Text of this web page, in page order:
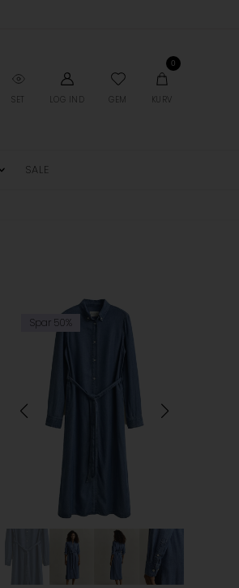
SET LOG IND GEM
0
KURV
SALE
Spar 50%